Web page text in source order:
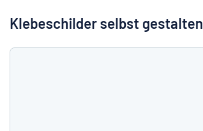
Klebeschilder selbst gestalten